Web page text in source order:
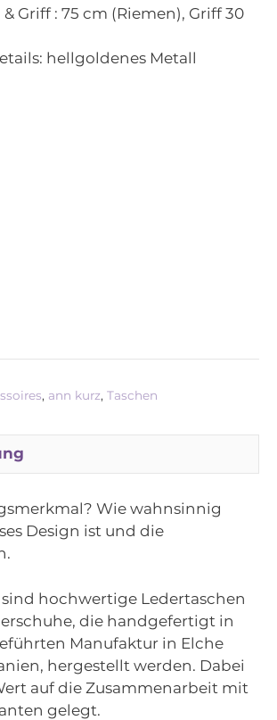
Griff : 75 cm (Riemen), Griff 30
hellgoldenes Metall
, ann kurz, Taschen
Wie wahnsinnig
Design ist und die
sind hochwertige Ledertaschen
die handgefertigt in
Manufaktur in Elche
hergestellt werden. Dabei
auf die Zusammenarbeit mit
gelegt.